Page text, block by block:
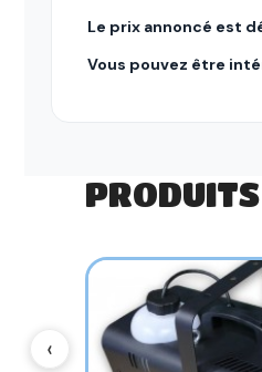
Le prix annoncé est
Vous pouvez être